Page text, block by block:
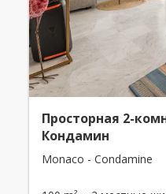
Просторная 2-
Кондамин
Monaco - Condamine